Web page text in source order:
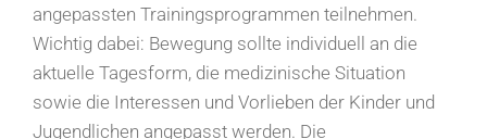
angepassten Trainingsprogrammen teilnehmen.
Wichtig dabei: Bewegung sollte individuell an die
aktuelle Tagesform, die medizinische Situation
sowie die Interessen und Vorlieben der Kinder und
Jugendlichen angepasst werden. Die